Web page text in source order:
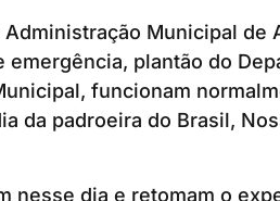
Municipal de
plantão do
funcionam
da padroeira do Brasil,
nesse dia e retomam o